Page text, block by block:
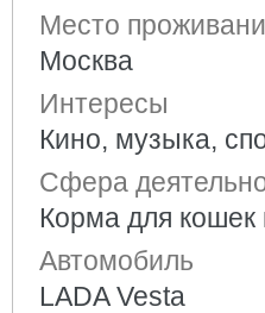
Место
Москва
Интересы
Кино, музыка,
Сфера
Корма для кошек
Автомобиль
LADA Vesta